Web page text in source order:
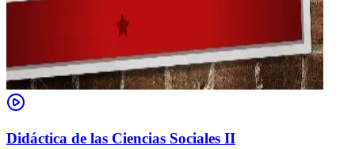
Didáctica de las Ciencias Sociales II